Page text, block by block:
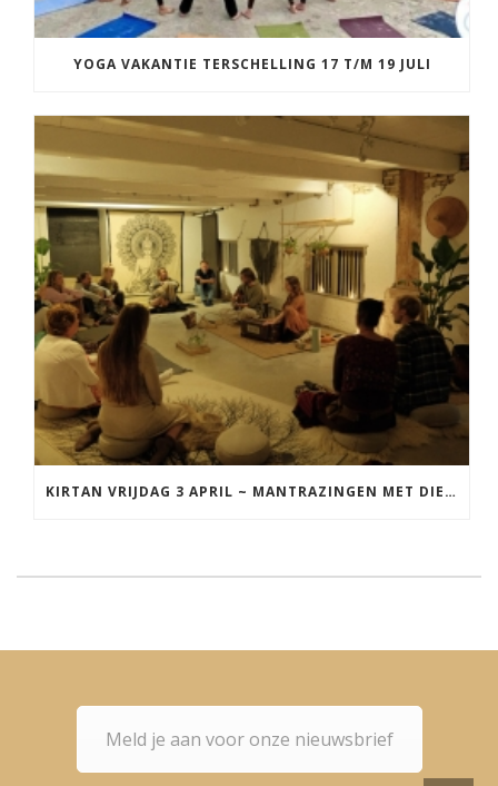
YOGA VAKANTIE TERSCHELLING 17 T/M 19 JULI
KIRTAN VRIJDAG 3 APRIL ~ MANTRAZINGEN MET DIEDERICK IN LEEUWARDEN
Meld je aan voor onze nieuwsbrief